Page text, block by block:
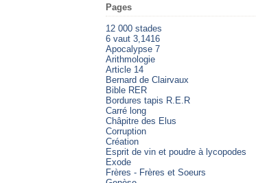
Pages
12 000 stades
6 vaut 3,1416
Apocalypse 7
Arithmologie
Article 14
Bernard de Clairvaux
Bible RER
Bordures tapis R.E.R
Carré long
Châpitre des Elus
Corruption
Création
Esprit de vin et poudre à lycopodes
Exode
Frères - Frères et Soeurs